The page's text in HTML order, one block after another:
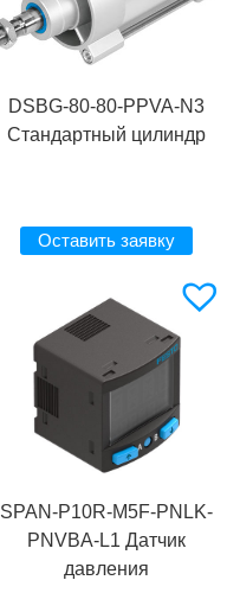
DSBG-80-80-PPVA-N3
Стандартный цилиндр
Оставить заявку
SPAN-P10R-M5F-PNLK-
PNVBA-L1 Датчик
давления